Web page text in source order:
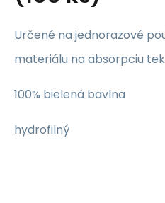
Určené na jednorazové
materiálu na absorpciu
100% bielená bavlna
hydrofilný